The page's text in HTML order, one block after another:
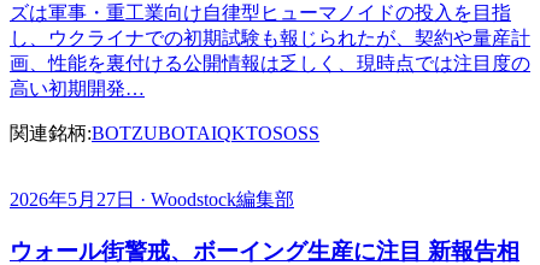
ズは軍事・重工業向け自律型ヒューマノイドの投入を目指
し、ウクライナでの初期試験も報じられたが、契約や量産計
画、性能を裏付ける公開情報は乏しく、現時点では注目度の
高い初期開発…
関連銘柄:BOTZUBOTAIQKTOSOSS
2026年5月27日 · Woodstock編集部
ウォール街警戒、ボーイング生産に注目 新報告相